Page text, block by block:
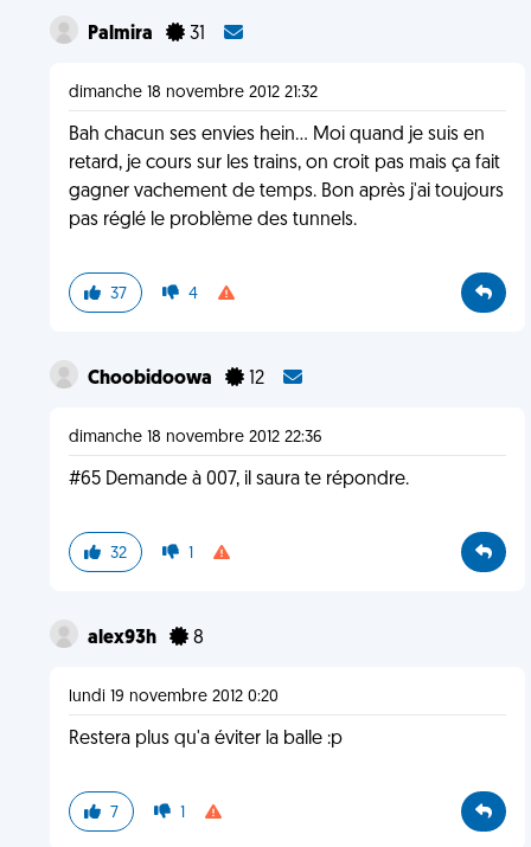
Palmira 31
dimanche 18 novembre 2012 21:32
Bah chacun ses envies hein... Moi quand je suis en
retard, je cours sur les trains, on croit pas mais ça fait
gagner vachement de temps. Bon après j'ai toujours
pas réglé le problème des tunnels.
37 4
Choobidoowa 12
dimanche 18 novembre 2012 22:36
#65 Demande à 007, il saura te répondre.
32 1
alex93h 8
lundi 19 novembre 2012 0:20
Restera plus qu'a éviter la balle :p
7 1